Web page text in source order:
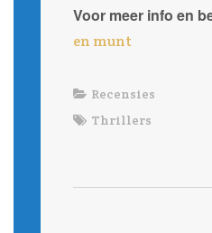
Voor meer info en
en munt
Recensies
Thrillers